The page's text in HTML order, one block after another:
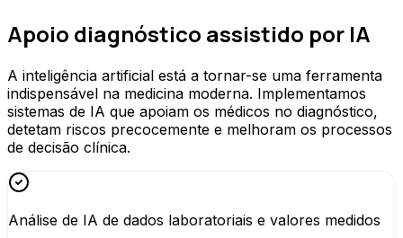
Apoio diagnóstico assistido por IA
A inteligência artificial está a tornar-se uma ferramenta
indispensável na medicina moderna. Implementamos
sistemas de IA que apoiam os médicos no diagnóstico,
detetam riscos precocemente e melhoram os processos
de decisão clínica.
Análise de IA de dados laboratoriais e valores medidos